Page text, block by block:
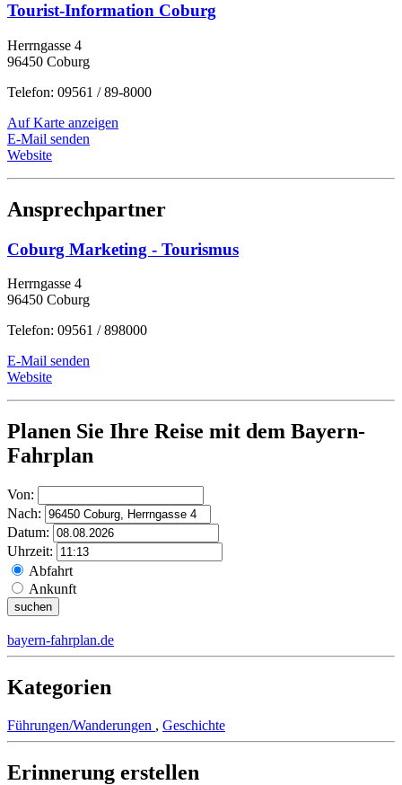
Tourist-Information Coburg
Herrngasse 4
96450 Coburg
Telefon: 09561 / 89-8000
Auf Karte anzeigen
E-Mail senden
Website
Ansprechpartner
Coburg Marketing - Tourismus
Herrngasse 4
96450 Coburg
Telefon: 09561 / 898000
E-Mail senden
Website
Planen Sie Ihre Reise mit dem Bayern-
Fahrplan
Von:
Nach:
Datum:
Uhrzeit:
Abfahrt
Ankunft
bayern-fahrplan.de
Kategorien
Führungen/Wanderungen , Geschichte
Erinnerung erstellen